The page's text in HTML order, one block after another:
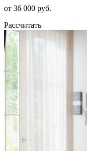
от 36 000 руб.
Рассчитать